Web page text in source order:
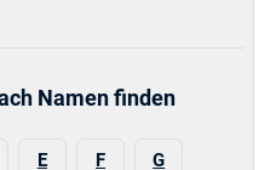
Namen finden
E F G